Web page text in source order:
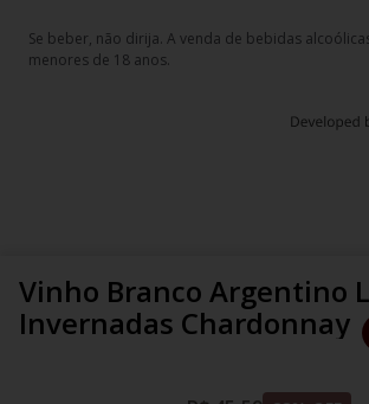
Vinho Branco Argentino
Invernadas Chardonnay
Se beber, não dirija. A venda de bebidas
menores de 18 anos.